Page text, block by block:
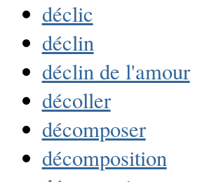
déclic
déclin
déclin de l'amour
décoller
décomposer
décomposition